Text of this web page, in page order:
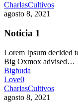
CharlasCultivos
agosto 8, 2021
Noticia 1
Lorem Ipsum decided
Big Oxmox advised…
Bigbuda
Love0
CharlasCultivos
agosto 8, 2021